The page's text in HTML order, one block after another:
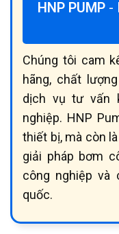
HNP PUMP -
Chúng tôi cam
hãng, chất
dịch vụ tư vấn
nghiệp. HNP
thiết bị, mà còn
giải pháp bơm
công nghiệp và
quốc.